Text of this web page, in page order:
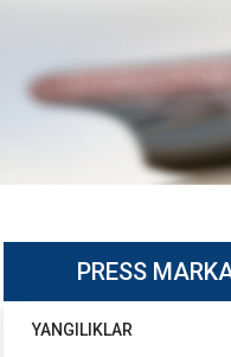
PRESS
YANGILIKLAR